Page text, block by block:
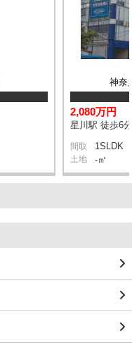
神奈
2,080万円
星川駅 徒歩6分
間取 1SLDK
土地 -㎡